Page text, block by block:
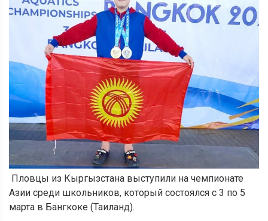
Пловцы из Кыргызстана выступили на чемпионате
Азии среди школьников, который состоялся с 3 по 5
марта в Бангкоке (Таиланд).